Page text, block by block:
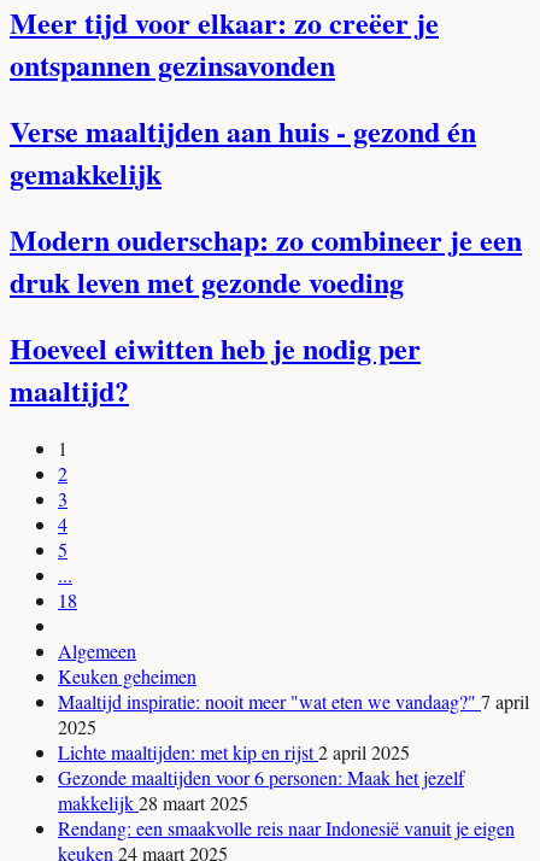
Meer tijd voor elkaar: zo creëer je
ontspannen gezinsavonden
Verse maaltijden aan huis - gezond én
gemakkelijk
Modern ouderschap: zo combineer je een
druk leven met gezonde voeding
Hoeveel eiwitten heb je nodig per
maaltijd?
1
2
3
4
5
...
18
Algemeen
Keuken geheimen
Maaltijd inspiratie: nooit meer "wat eten we vandaag?" 7 april
2025
Lichte maaltijden: met kip en rijst2 april 2025
Gezonde maaltijden voor 6 personen: Maak het jezelf
makkelijk28 maart 2025
Rendang: een smaakvolle reis naar Indonesië vanuit je eigen
keuken 24 maart 2025